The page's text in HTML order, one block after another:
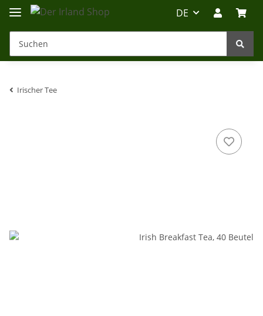
DE
Irischer Tee